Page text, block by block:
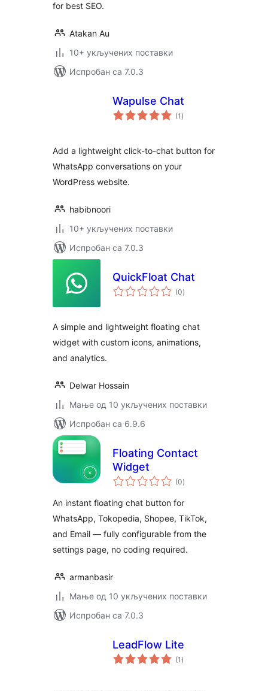
for best SEO.
Atakan Au
10+ укључених поставки
Испробан са 7.0.3
Wapulse Chat
(1 укупних
оцена
)
Add a lightweight click-to-chat button for
WhatsApp conversations on your
WordPress website.
habibnoori
10+ укључених поставки
Испробан са 7.0.3
QuickFloat Chat
(0укупних
оцена
)
A simple and lightweight floating chat
widget with custom icons, animations,
and analytics.
Delwar Hossain
Мање од 10 укључених поставки
Испробан са 6.9.6
Floating Contact
Widget
(0укупних
оцена
)
An instant floating chat button for
WhatsApp, Tokopedia, Shopee, TikTok,
and Email — fully configurable from the
settings page, no coding required.
armanbasir
Мање од 10 укључених поставки
Испробан са 7.0.3
LeadFlow Lite
(1 укупних
оцена
)